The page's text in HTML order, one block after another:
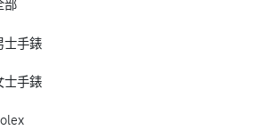
部
士手錶
士手錶